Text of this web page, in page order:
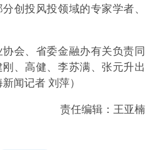
创投风投领域的专家学者、
会、省委金融办有关负责同
、高健、李苏满、张元升出
闻记者 刘萍）
责任编辑：王亚楠